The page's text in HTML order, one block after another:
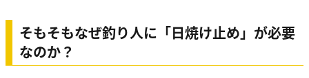
そもそもなぜ釣り人に「日焼け止め」が必要
なのか？